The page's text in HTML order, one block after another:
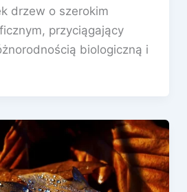
drzew o szerokim
przyciągający
biologiczną i